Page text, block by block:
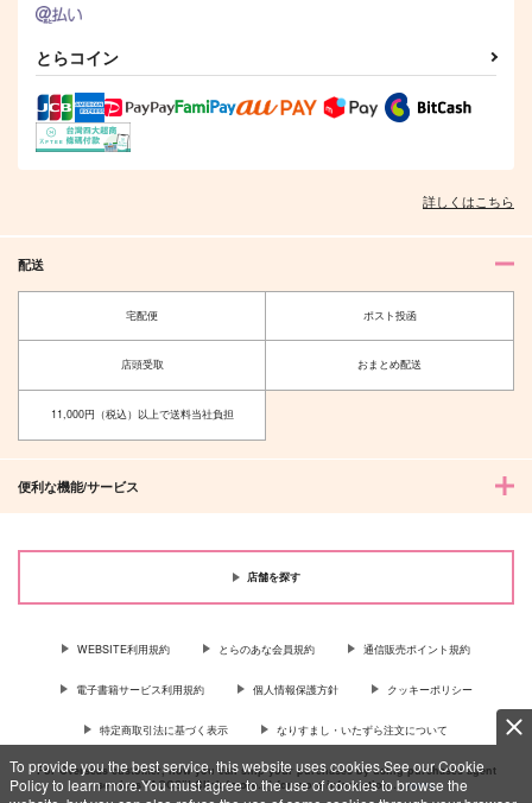
To provide you the best service, this website uses cookies.See our Cookie
Policy to learn more.You must agree to the use of cookies to browse the
とらコイン
詳しくはこちら
配送
宅配便 ポスト投函
店頭受取 おまとめ配送
11,000円（税込）以上で送料当社負担
便利な機能/サービス
店舗を探す
WEBSITE利用規約 とらのあな会員規約 通信販売ポイント規約
電子書籍サービス利用規約 個人情報保護方針 クッキーポリシー
特定商取引法に基づく表示 なりすまし・いたずら注文について
For Overseas customer, now you can ship your purchases by using purchases agent
services “AOCS”! Click {more…} for more information …more